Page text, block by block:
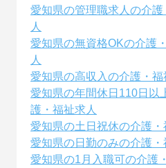
愛知県の管理職求人の介護
人
愛知県の無資格OKの介護
人
愛知県の高収入の介護・福
愛知県の年間休日110日以
護・福祉求人
愛知県の土日祝休の介護・
愛知県の日勤のみの介護・
愛知県の1月入職可の介護